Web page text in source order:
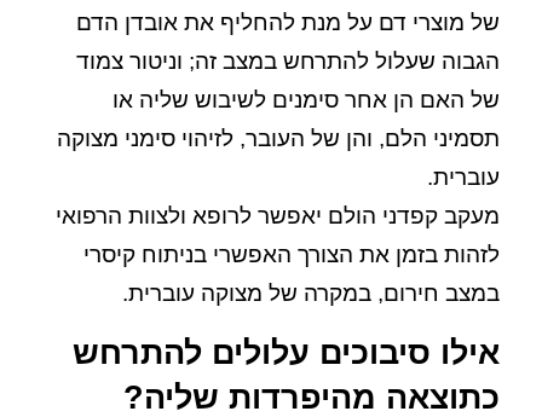
של מוצרי דם על מנת להחליף את אובדן הדם
הגבוה שעלול להתרחש במצב זה; וניטור צמוד
של האם הן אחר סימנים לשיבוש שליה או
תסמיני הלם, והן של העובר, לזיהוי סימני מצוקה
עוברית.
מעקב קפדני הולם יאפשר לרופא ולצוות הרפואי
לזהות בזמן את הצורך האפשרי בניתוח קיסרי
במצב חירום, במקרה של מצוקה עוברית.
אילו סיבוכים עלולים להתרחש
כתוצאה מהיפרדות שליה?